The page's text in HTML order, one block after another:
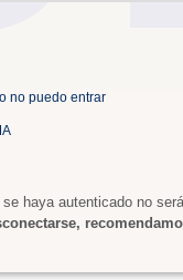
no puedo entrar
haya autenticado no